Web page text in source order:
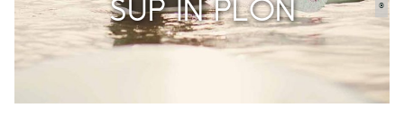
SUP IN PLÖN